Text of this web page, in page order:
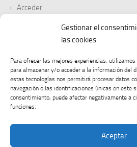
Gestionar el
las cookies
Para ofrecer las mejores experiencias,
para almacenar y/o acceder a la información del
estas tecnologías nos permitirá procesar datos
navegación o las identificaciones únicas en este
consentimiento, puede afectar negativamente a
funciones.
Aceptar
Acceder
Feed de entradas
WordPress.org